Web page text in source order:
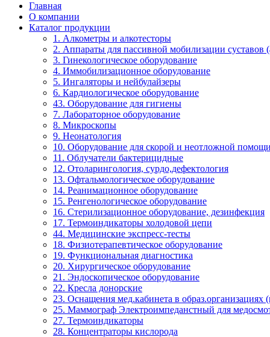
Главная
О компании
Каталог продукции
1. Алкометры и алкотесторы
2. Аппараты для пассивной мобилизации суставов
3. Гинекологическое оборудование
4. Иммобилизационное оборудование
5. Ингаляторы и нейбулайзеры
6. Кардиологическое оборудование
43. Оборудование для гигиены
7. Лабораторное оборудование
8. Микроскопы
9. Неонатология
10. Оборудование для скорой и неотложной помощи
11. Облучатели бактерицидные
12. Отоларингология, сурдо,дефектология
13. Офтальмологическое оборудование
14. Реанимационное оборудование
15. Ренгенологическое оборудование
16. Стерилизационное оборудование, дезинфекция
17. Термоиндикаторы холодовой цепи
44. Медицинские экспресс-тесты
18. Физиотерапевтическое оборудование
19. Функциональная диагностика
20. Хирургическое оборудование
21. Эндоскопическое оборудование
22. Кресла донорские
23. Оснащения мед.кабинета в
25. Маммограф Электроимпеданстный для
27. Термоиндикаторы
28. Концентраторы кислорода